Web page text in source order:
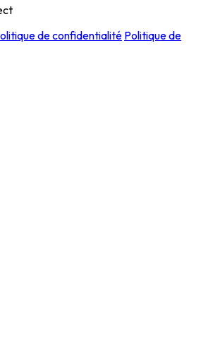
de confidentialitéPolitique de